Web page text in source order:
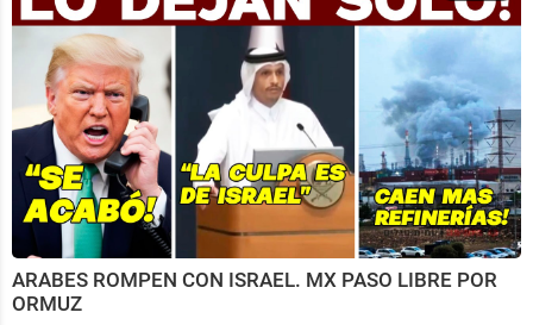
ARABES ROMPEN CON ISRAEL. MX PASO LIBRE POR
ORMUZ